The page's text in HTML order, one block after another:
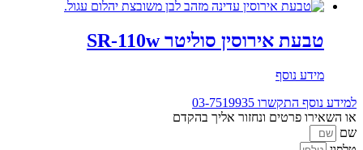
טבעת אירוסין סוליטר SR-110w
מידע נוסף
למידע נוסף התקשרו 03-7519935
או השאירו פרטים ונחזור אליך בהקדם
שם